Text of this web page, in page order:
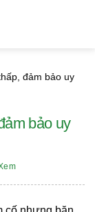
đảm bảo uy
bảo uy